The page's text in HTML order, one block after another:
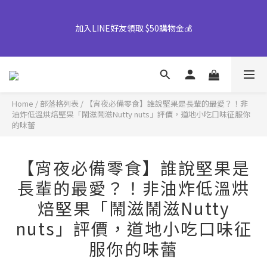
詢價或致電專人服務 04-25355777#25
台灣團隊至越南廠嚴格把關，風味與品質皆維持與台灣一致，請您
【早鳥優惠倒數中】中秋禮盒82折起｜50盒以上另享優惠➤ 點我
Home / 部落格列表 /
【宵夜必備零食】誰說堅果是長輩的最愛？！非
油炸低溫烘焙堅果「鬧滋鬧滋Nutty nuts」評價，道地小吃口味征服你
的味蕾
【宵夜必備零食】誰說堅果是
長輩的最愛？！非油炸低溫烘
焙堅果「鬧滋鬧滋Nutty
nuts」評價，道地小吃口味征
服你的味蕾